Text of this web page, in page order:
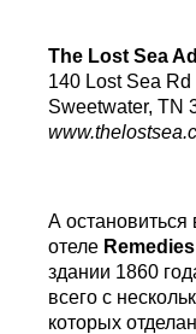
The Lost Sea
140 Lost Sea Rd
Sweetwater, TN
А
отеле Remedies
здании 1860
всего с
которых